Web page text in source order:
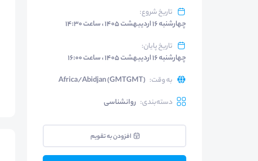
تاریخ شروع:
چهارشنبه ۱۶ اردیبهشت ۱۴۰۵ ، ساعت ۱۴:۳۰
تاریخ پایان:
چهارشنبه ۱۶ اردیبهشت ۱۴۰۵ ، ساعت ۱۶:۰۰
به وقت:
Africa/Abidjan (GMTGMT)
دسته‌بندی: روانشناسی
افزودن به تقویم